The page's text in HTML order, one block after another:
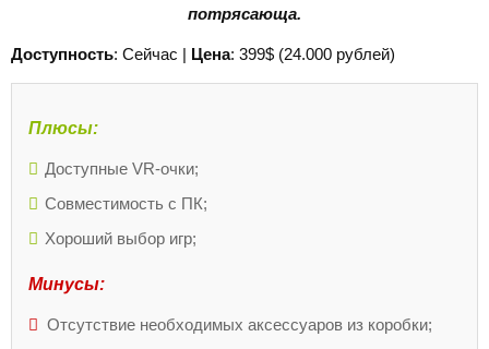
потрясающа.
Доступность: Сейчас | Цена: 399$ (24.000 рублей)
Плюсы:
Доступные VR-очки;
Совместимость с ПК;
Хороший выбор игр;
Минусы:
Отсутствие необходимых аксессуаров из коробки;